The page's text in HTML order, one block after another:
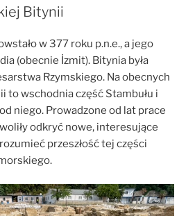
Bitynii
w 377 roku p.n.e., a jego
(obecnie İzmit). Bitynia była
Rzymskiego. Na obecnych
to wschodnia część Stambułu i
niego. Prowadzone od lat prace
odkryć nowe, interesujące
przeszłość tej części